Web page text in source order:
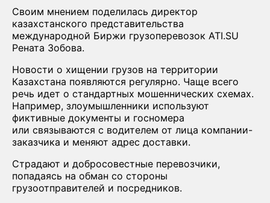
Своим мнением поделилась директор
казахстанского представительства
международной Биржи грузоперевозок ATI.SU
Рената Зобова.
Новости о хищении грузов на территории
Казахстана появляются регулярно. Чаще всего
речь идет о стандартных мошеннических схемах.
Например, злоумышленники используют
фиктивные документы и госномера
или связываются с водителем от лица компании-
заказчика и меняют адрес доставки.
Страдают и добросовестные перевозчики,
попадаясь на обман со стороны
грузоотправителей и посредников.